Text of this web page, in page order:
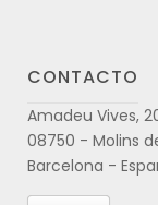
CONTACTO
Amadeu Vives,
08750 - Molins
Barcelona -